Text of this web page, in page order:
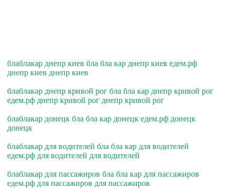
блаблакар днепр киев бла бла кар днепр киев едем.рф
днепр киев днепр киев
блаблакар днепр кривой рог бла бла кар днепр кривой рог
едем.рф днепр кривой рог днепр кривой рог
блаблакар донецк бла бла кар донецк едем.рф донецк
донецк
блаблакар для водителей бла бла кар для водителей
едем.рф для водителей для водителей
блаблакар для пассажиров бла бла кар для пассажиров
едем.рф для пассажиров для пассажиров